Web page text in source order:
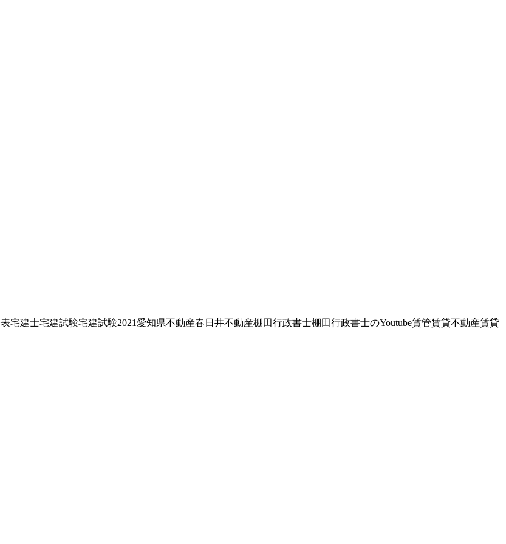
宅建士宅建試験宅建試験2021愛知県不動産春日井不動産棚田行政書士棚田行政書士のYoutube賃管賃貸不動産賃貸